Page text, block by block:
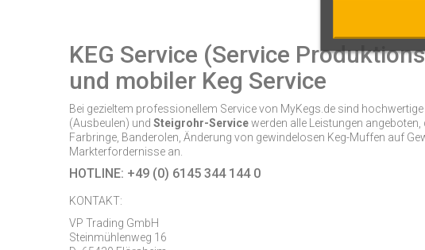
KEG Service (Service
und mobiler Keg Service
Bei gezieltem professionellem Service von MyKegs.de sind hochwertige
(Ausbeulen) und Steigrohr-Servicewerden alle Leistungen
Farbringe, Banderolen, Änderung von gewindelosen Keg-Muffen auf
Markterfordernisse an.
HOTLINE: +49 (0) 6145 344 144 0
KONTAKT:
VP Trading GmbH
Steinmühlenweg 16